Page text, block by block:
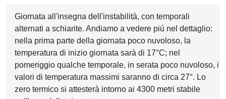
Giornata all'insegna dell'instabilità, con temporali
alternati a schiarite. Andiamo a vedere piú nel dettaglio:
nella prima parte della giornata poco nuvoloso, la
temperatura di inizio giornata sarà di 17°C; nel
pomeriggio qualche temporale, in serata poco nuvoloso, i
valori di temperatura massimi saranno di circa 27°. Lo
zero termico si attesterà intorno ai 4300 metri stabile